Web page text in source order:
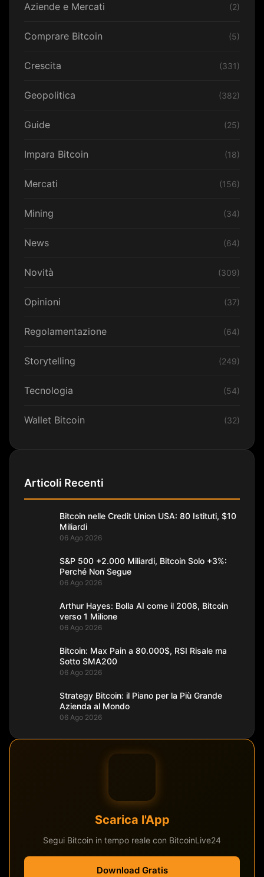
Aziende e Mercati (2)
Comprare Bitcoin (5)
Crescita (331)
Geopolitica (382)
Guide (25)
Impara Bitcoin (18)
Mercati (156)
Mining (34)
News (64)
Novità (309)
Opinioni (37)
Regolamentazione (64)
Storytelling (249)
Tecnologia (54)
Wallet Bitcoin (32)
Articoli Recenti
Bitcoin nelle Credit Union USA: 80 Istituti, $10
Miliardi
06 Ago 2026
S&P 500 +2.000 Miliardi, Bitcoin Solo +3%:
Perché Non Segue
06 Ago 2026
Arthur Hayes: Bolla AI come il 2008, Bitcoin
verso 1 Milione
06 Ago 2026
Bitcoin: Max Pain a 80.000$, RSI Risale ma
Sotto SMA200
06 Ago 2026
Strategy Bitcoin: il Piano per la Più Grande
Azienda al Mondo
06 Ago 2026
Scarica l'App
Segui Bitcoin in tempo reale con BitcoinLive24
Download Gratis